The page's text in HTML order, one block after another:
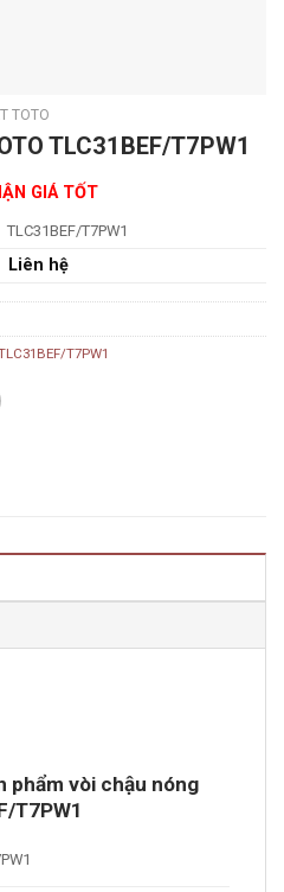
TOTO
TLC31BEF/T7PW1
GIÁ TỐT
TLC31BEF/T7PW1
Liên hệ
T7PW1
vòi chậu nóng
T7PW1